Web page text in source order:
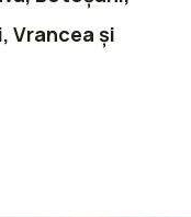
Vrancea și